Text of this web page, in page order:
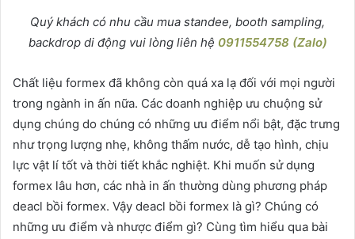
Quý khách có nhu cầu mua standee, booth sampling,
backdrop di động vui lòng liên hệ 0911554758 (Zalo)
Chất liệu formex đã không còn quá xa lạ đối với mọi người
trong ngành in ấn nữa. Các doanh nghiệp ưu chuộng sử
dụng chúng do chúng có những ưu điểm nổi bật, đặc trưng
như trọng lượng nhẹ, không thấm nước, dễ tạo hình, chịu
lực vật lí tốt và thời tiết khắc nghiệt. Khi muốn sử dụng
formex lâu hơn, các nhà in ấn thường dùng phương pháp
deacl bồi formex. Vậy deacl bồi formex là gì? Chúng có
những ưu điểm và nhược điểm gì? Cùng tìm hiểu qua bài